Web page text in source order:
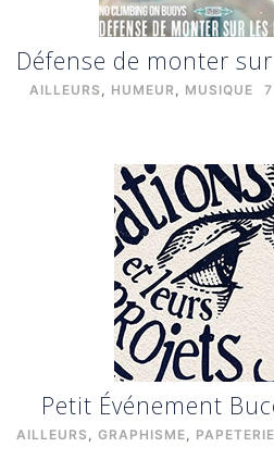
Défense de monter
AILLEURS , HUMEUR , MUSIQUE
Petit Événement
AILLEURS , GRAPHISME, PAPETERIE